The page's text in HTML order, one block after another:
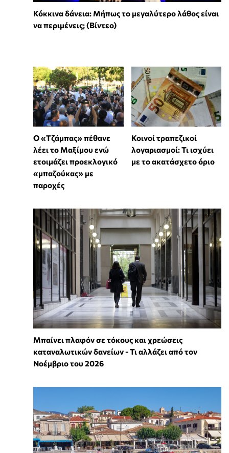
Κόκκινα δάνεια: Μήπως το μεγαλύτερο λάθος είναι
να περιμένεις; (Βίντεο)
Ο «Τζάμπας» πέθανε
λέει το Μαξίμου ενώ
ετοιμάζει προεκλογικό
«μπαζούκας» με
παροχές
Κοινοί τραπεζικοί
λογαριασμοί: Τι ισχύει
με το ακατάσχετο όριο
Μπαίνει πλαφόν σε τόκους και χρεώσεις
καταναλωτικών δανείων - Τι αλλάζει από τον
Νοέμβριο του 2026